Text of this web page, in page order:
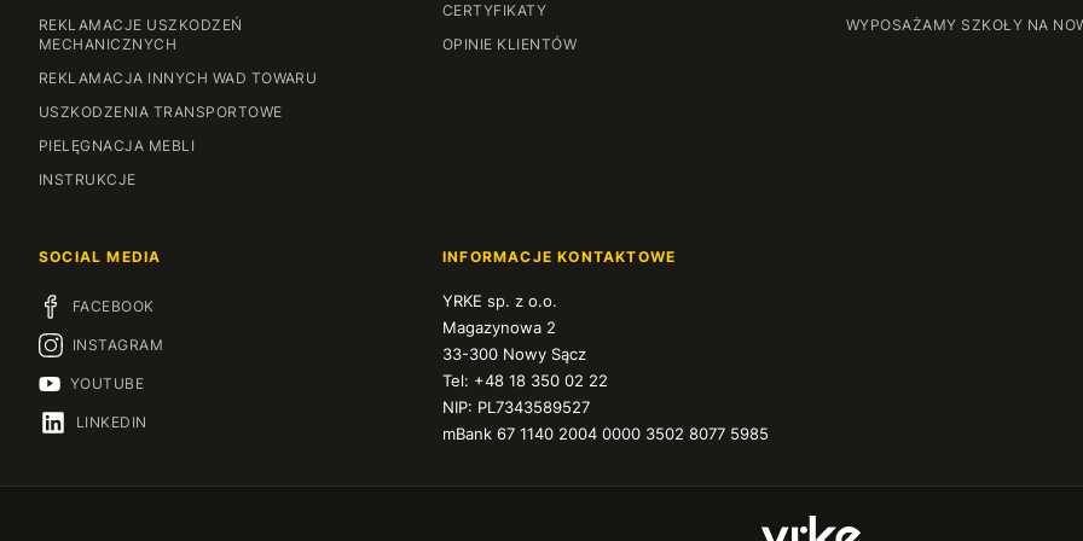
REKLAMACJE USZKODZEŃ
MECHANICZNYCH
REKLAMACJA INNYCH WAD TOWARU
USZKODZENIA TRANSPORTOWE
PIELĘGNACJA MEBLI
INSTRUKCJE
CERTYFIKATY
OPINIE KLIENTÓW
WYPOSAŻAMY SZKOŁY NA
SOCIAL MEDIA
FACEBOOK
INSTAGRAM
YOUTUBE
LINKEDIN
INFORMACJE KONTAKTOWE
YRKE sp. z o.o.
Magazynowa 2
33-300 Nowy Sącz
Tel: +48 18 350 02 22
NIP: PL7343589527
mBank 67 1140 2004 0000 3502 8077 5985